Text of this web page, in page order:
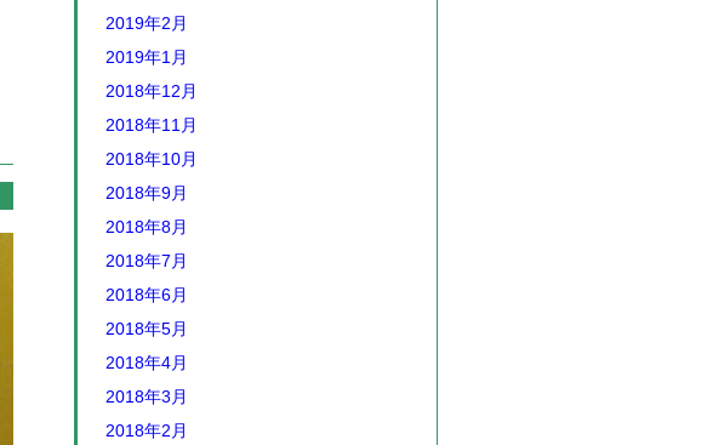
2019年2月
2019年1月
2018年12月
2018年11月
2018年10月
2018年9月
2018年8月
2018年7月
2018年6月
2018年5月
2018年4月
2018年3月
2018年2月